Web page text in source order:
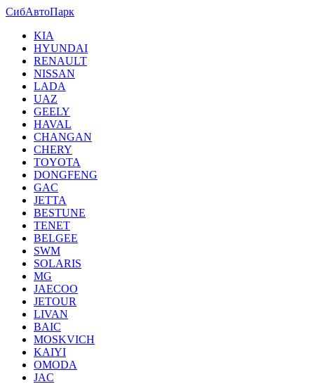
СибАвтоПарк
KIA
HYUNDAI
RENAULT
NISSAN
LADA
UAZ
GEELY
HAVAL
CHANGAN
CHERY
TOYOTA
DONGFENG
GAC
JETTA
BESTUNE
TENET
BELGEE
SWM
SOLARIS
MG
JAECOO
JETOUR
LIVAN
BAIC
MOSKVICH
KAIYI
OMODA
JAC